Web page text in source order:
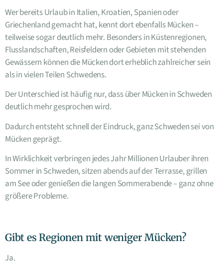
Wer bereits Urlaub in Italien, Kroatien, Spanien oder
Griechenland gemacht hat, kennt dort ebenfalls Mücken –
teilweise sogar deutlich mehr. Besonders in Küstenregionen,
Flusslandschaften, Reisfeldern oder Gebieten mit stehenden
Gewässern können die Mücken dort erheblich zahlreicher sein
als in vielen Teilen Schwedens.
Der Unterschied ist häufig nur, dass über Mücken in Schweden
deutlich mehr gesprochen wird.
Dadurch entsteht schnell der Eindruck, ganz Schweden sei von
Mücken geprägt.
In Wirklichkeit verbringen jedes Jahr Millionen Urlauber ihren
Sommer in Schweden, sitzen abends auf der Terrasse, grillen
am See oder genießen die langen Sommerabende – ganz ohne
größere Probleme.
Gibt es Regionen mit weniger Mücken?
Ja.